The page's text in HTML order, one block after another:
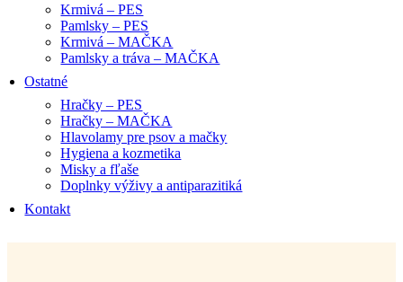
Krmivá – PES
Pamlsky – PES
Krmivá – MAČKA
Pamlsky a tráva – MAČKA
Ostatné
Hračky – PES
Hračky – MAČKA
Hlavolamy pre psov a mačky
Hygiena a kozmetika
Misky a fľaše
Doplnky výživy a antiparazitiká
Kontakt